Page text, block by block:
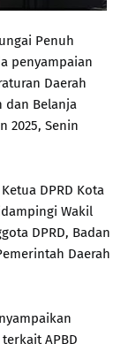
Penuh
penyampaian
Daerah
dan Belanja
2025, Senin
DPRD Kota
Wakil
DPRD, Badan
Daerah
APBD